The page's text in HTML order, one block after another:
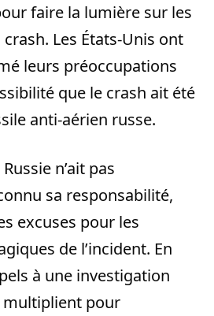
faire la lumière sur les
Les États-Unis ont
leurs préoccupations
que le crash ait été
anti-aérien russe.
n’ait pas
sa responsabilité,
excuses pour les
de l’incident. En
à une investigation
pour